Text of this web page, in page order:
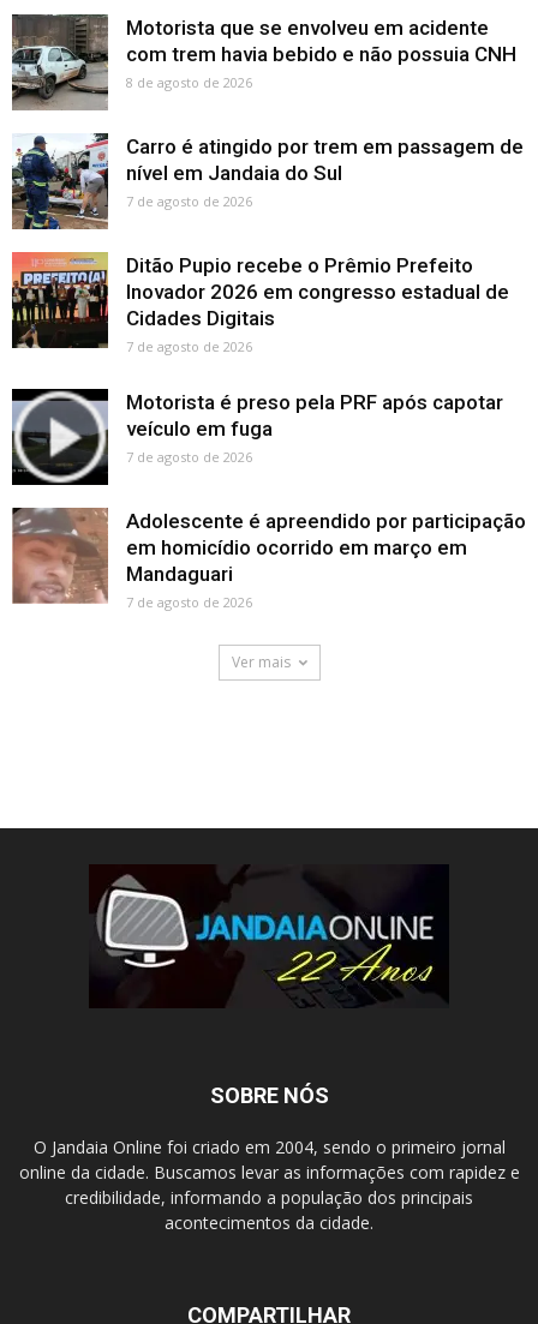
Motorista que se envolveu em acidente
com trem havia bebido e não possuia CNH
8 de agosto de 2026
Carro é atingido por trem em passagem de
nível em Jandaia do Sul
7 de agosto de 2026
Ditão Pupio recebe o Prêmio Prefeito
Inovador 2026 em congresso estadual de
Cidades Digitais
7 de agosto de 2026
Motorista é preso pela PRF após capotar
veículo em fuga
7 de agosto de 2026
Adolescente é apreendido por participação
em homicídio ocorrido em março em
Mandaguari
7 de agosto de 2026
Ver mais
SOBRE NÓS
O Jandaia Online foi criado em 2004, sendo o primeiro jornal
online da cidade. Buscamos levar as informações com rapidez e
credibilidade, informando a população dos principais
acontecimentos da cidade.
COMPARTILHAR